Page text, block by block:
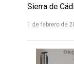
Sierra de
1 de febrero de